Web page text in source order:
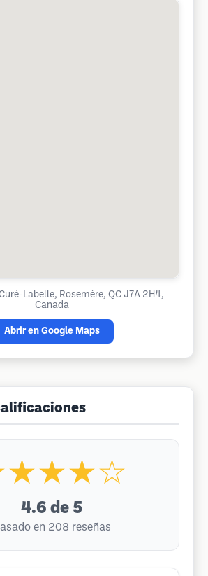
Labelle, Rosemère, QC J7A 2H4,
Canada
Abrir en Google Maps
4.6 de 5
en 208 reseñas